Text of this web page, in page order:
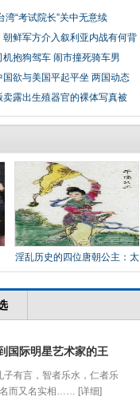
湾“考试院长”关中无意续
朝鲜军方介入叙利亚内战有何背
机抱狗驾车 闹市撞死骑车男
国欲与美国平起平坐 两国动态
卖露出生殖器官的裸体写真被
淫乱历史的四位唐朝公主：太
平